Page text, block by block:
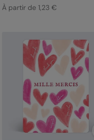
À partir de 1,23 €